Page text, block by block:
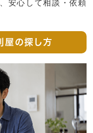
安心して相談・依頼
屋の探し方